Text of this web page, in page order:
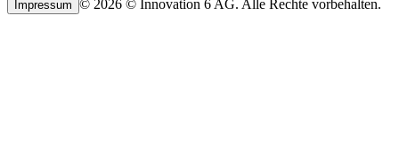
Impressum © 2026 © Innovation 6 AG. Alle Rechte vorbehalten.